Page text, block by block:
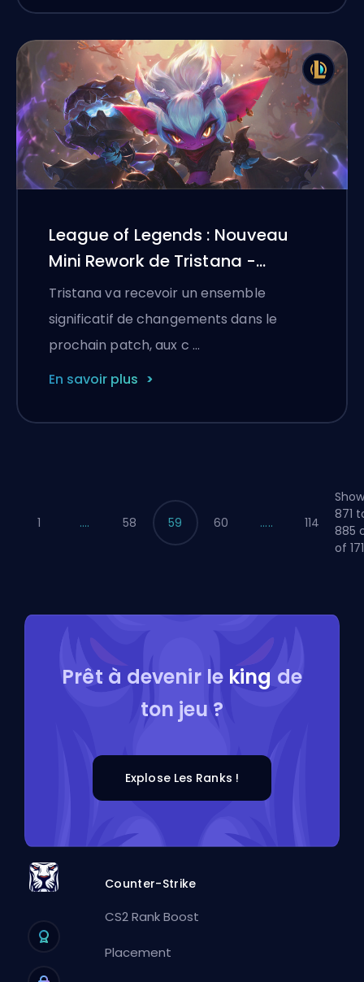
League of Legends : Nouveau
Mini Rework de Tristana -
Énormes Buffs
Tristana va recevoir un ensemble
significatif de changements dans le
prochain patch, aux c …
En savoir plus
1 .... 58 59 60 ..... 114
871
885
of
Prêt à devenir le king de
ton jeu ?
Explose Les Ranks !
Counter-Strike
CS2 Rank Boost
Placement